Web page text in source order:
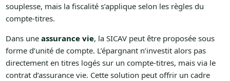
souplesse, mais la fiscalité s’applique selon les règles du
compte-titres.
Dans une assurance vie, la SICAV peut être proposée sous
forme d’unité de compte. L’épargnant n’investit alors pas
directement en titres logés sur un compte-titres, mais via le
contrat d’assurance vie. Cette solution peut offrir un cadre